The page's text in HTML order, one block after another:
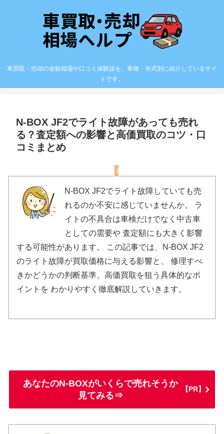
車買取・売却の金額相場や口コミ体験談を、車種・年式別に紹介しているサイ
トです。
N-BOX JF2でライト故障があっても売れ
る？査定額への影響と高価買取のコツ・口
コミまとめ
故障・不具合有りの車の売却
N-BOX JF2でライト故障していても売
れるのか不安に感じていませんか。 ラ
イトの不具合は車検だけでなく中古車
としての需要や 査定額にも大きく影響
する可能性があります。 この記事では、N-BOX JF2
のライト故障が買取価格に与える影響と、 修理すべ
きかどうかの判断基準、高価買取を狙う具体的なポ
イントを わかりやすく徹底解説していきます。
あなたのN-BOXがいくらで売れそうか
見てみる⇒
【PR】